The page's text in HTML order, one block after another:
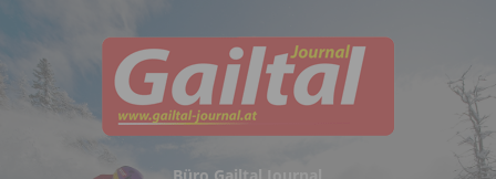
Büro Gailtal Journal